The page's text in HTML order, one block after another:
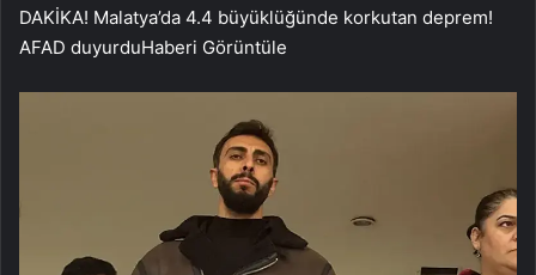
DAKİKA! Malatya’da 4.4 büyüklüğünde korkutan deprem!
AFAD duyurduHaberi Görüntüle